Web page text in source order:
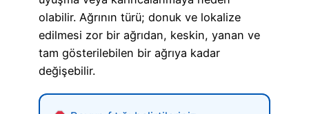
olabilir. Ağrının türü; donuk ve lokalize
edilmesi zor bir ağrıdan, keskin, yanan ve
tam gösterilebilen bir ağrıya kadar
değişebilir.